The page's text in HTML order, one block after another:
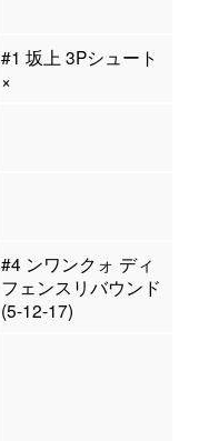
#1 坂上 3Pシュート
×
#4 ンワンクォ ディ
フェンスリバウンド
(5-12-17)